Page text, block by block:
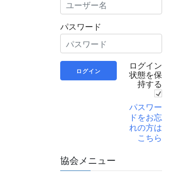
パスワード
ログイン
状態を保
持する
パスワー
ドをお忘
れの方は
こちら
協会メニュー